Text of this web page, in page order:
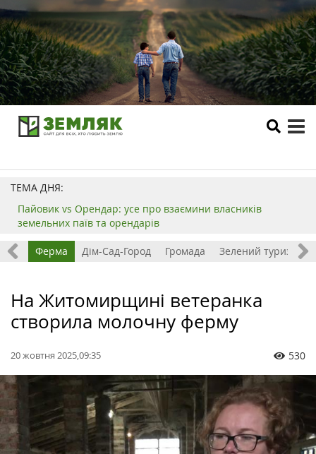
ТЕМА ДНЯ:
Пайовик vs Орендар: усе про взаємини власників
земельних паїв та орендарів
Ферма Дім-Сад-Город Громада Зелений туризм
На Житомирщині ветеранка
створила молочну ферму
20 жовтня 2025,09:35 530